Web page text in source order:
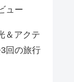
ュー
＆アクテ
回の旅行